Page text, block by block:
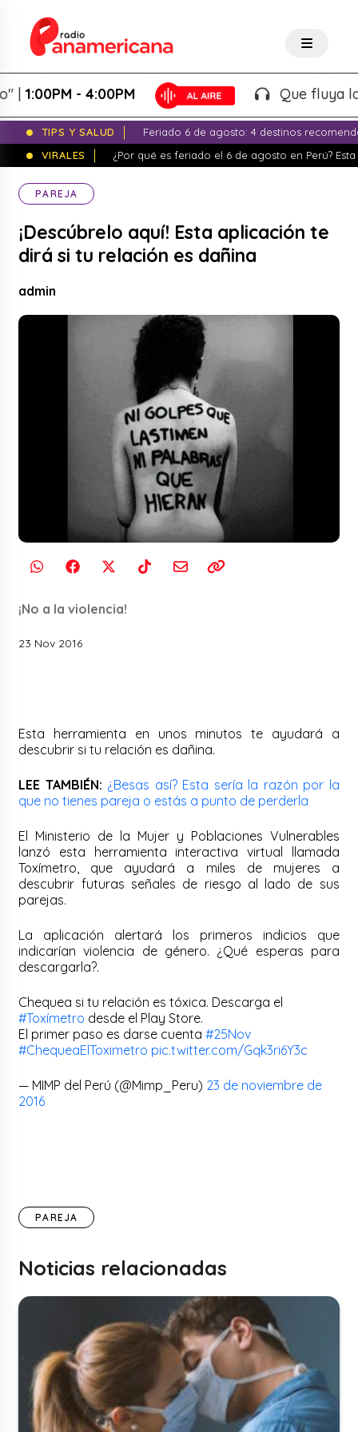
- 4:00PM Que fluya la
TIPS Y SALUD
Feriado 6 de agosto: 4 destinos
VIRALES
¿Por qué es feriado el 6 de agosto en Perú?
PAREJA
¡Descúbrelo aquí! Esta aplicación te
dirá si tu relación es dañina
admin
¡No a la violencia!
23 Nov 2016
Esta herramienta en unos minutos te ayudará a
descubrir si tu relación es dañina.
LEE TAMBIÉN: ¿Besas así? Esta sería la razón por la
que no tienes pareja o estás a punto de perderla
El Ministerio de la Mujer y Poblaciones Vulnerables
lanzó esta herramienta interactiva virtual llamada
Toxímetro, que ayudará a miles de mujeres a
descubrir futuras señales de riesgo al lado de sus
parejas.
La aplicación alertará los primeros indicios que
indicarían violencia de género. ¿Qué esperas para
descargarla?.
Chequea si tu relación es tóxica. Descarga el
#Toxímetro desde el Play Store.
El primer paso es darse cuenta#25Nov
#ChequeaElToximetro pic.twitter.com/Gqk3ri6Y3c
— MIMP del Perú (@Mimp_Peru) 23 de noviembre de
2016
PAREJA
Noticias relacionadas